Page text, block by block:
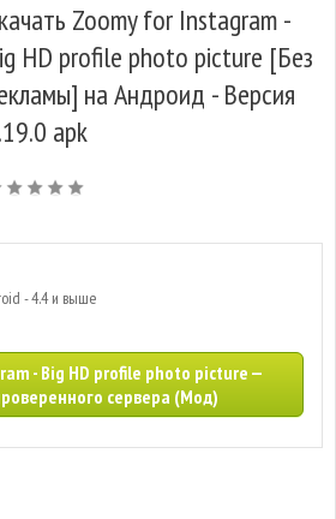
Zoomy for Instagram -
HD profile photo picture [Без
на Андроид - Версия
apk
- 4.4 и выше
- Big HD profile photo picture —
сервера (Мод)